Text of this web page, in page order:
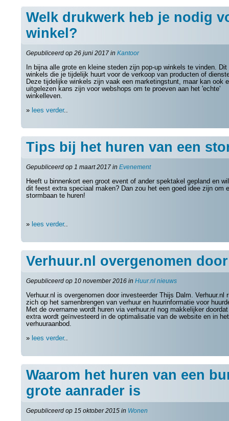
Welk drukwerk heb je nodig
winkel?
Gepubliceerd op 26 juni 2017 in Kantoor
In bijna alle grote en kleine steden zijn pop-up winkels te vinden. Dit
winkels die je tijdelijk huurt voor de verkoop van producten of
Deze tijdelijke winkels zijn vaak een marketingstunt, maar kan ook
uitgelezen kans zijn voor webshops om te proeven aan het 'echte'
winkelleven.
» lees verder..
Tips bij het huren van een
Gepubliceerd op 1 maart 2017 in Evenement
Heeft u binnenkort een groot event of ander spektakel gepland en
dit feest extra speciaal maken? Dan zou het een goed idee zijn om
stormbaan te huren!
» lees verder..
Verhuur.nl overgenomen
Gepubliceerd op 10 november 2016 in Huur.nl nieuws
Verhuur.nl is overgenomen door investeerder Thijs Dalm. Verhuur.nl
zich op het samenbrengen van verhuur en huurinformatie voor
Met de overname wordt huren via verhuur.nl nog makkelijker
extra wordt geïnvesteerd in de optimalisatie van de website en in het
verhuuraanbod.
» lees verder..
Waarom het huren van een
grote aanrader is
Gepubliceerd op 15 oktober 2015 in Wonen